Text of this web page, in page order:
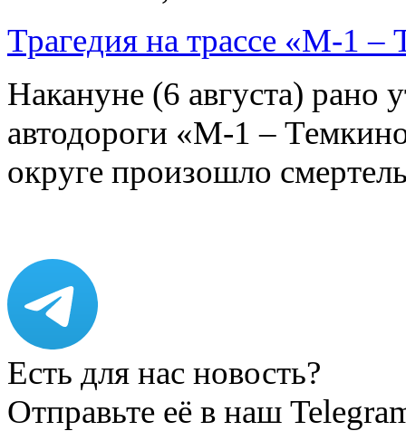
Трагедия на трассе «М-1 –
Накануне (6 августа) рано
автодороги «М-1 –
округе произошло
Есть для нас новость?
Отправьте её в наш